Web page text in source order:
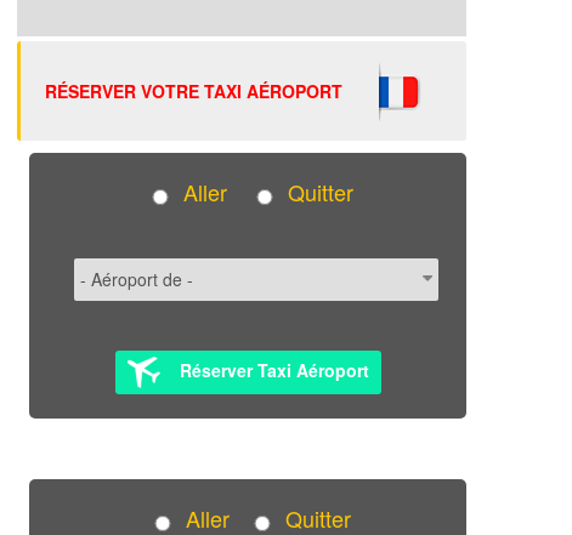
RÉSERVER VOTRE TAXI AÉROPORT
Aller Quitter
Réserver Taxi Aéroport
Aller Quitter